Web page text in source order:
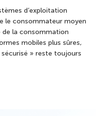
d’exploitation
le consommateur moyen
de la consommation
mobiles plus sûres,
» reste toujours